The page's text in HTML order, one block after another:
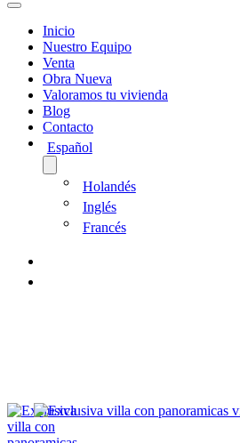
Inicio
Nuestro Equipo
Venta
Obra Nueva
Valoramos tu vivienda
Blog
Contacto
Español
Holandés
Inglés
Francés